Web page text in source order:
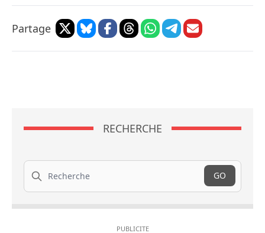
Partage
RECHERCHE
Recherche
GO